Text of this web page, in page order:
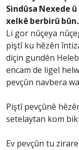
Sindûsa Nexede
xelkê berbirû bûn.
Li gor nûçeya
piştî ku hêzên
diçin gundên
encam de ligel
pevçûn navbera
Piştî pevçûnê
setelaytan kom
Ev pevçûn tu